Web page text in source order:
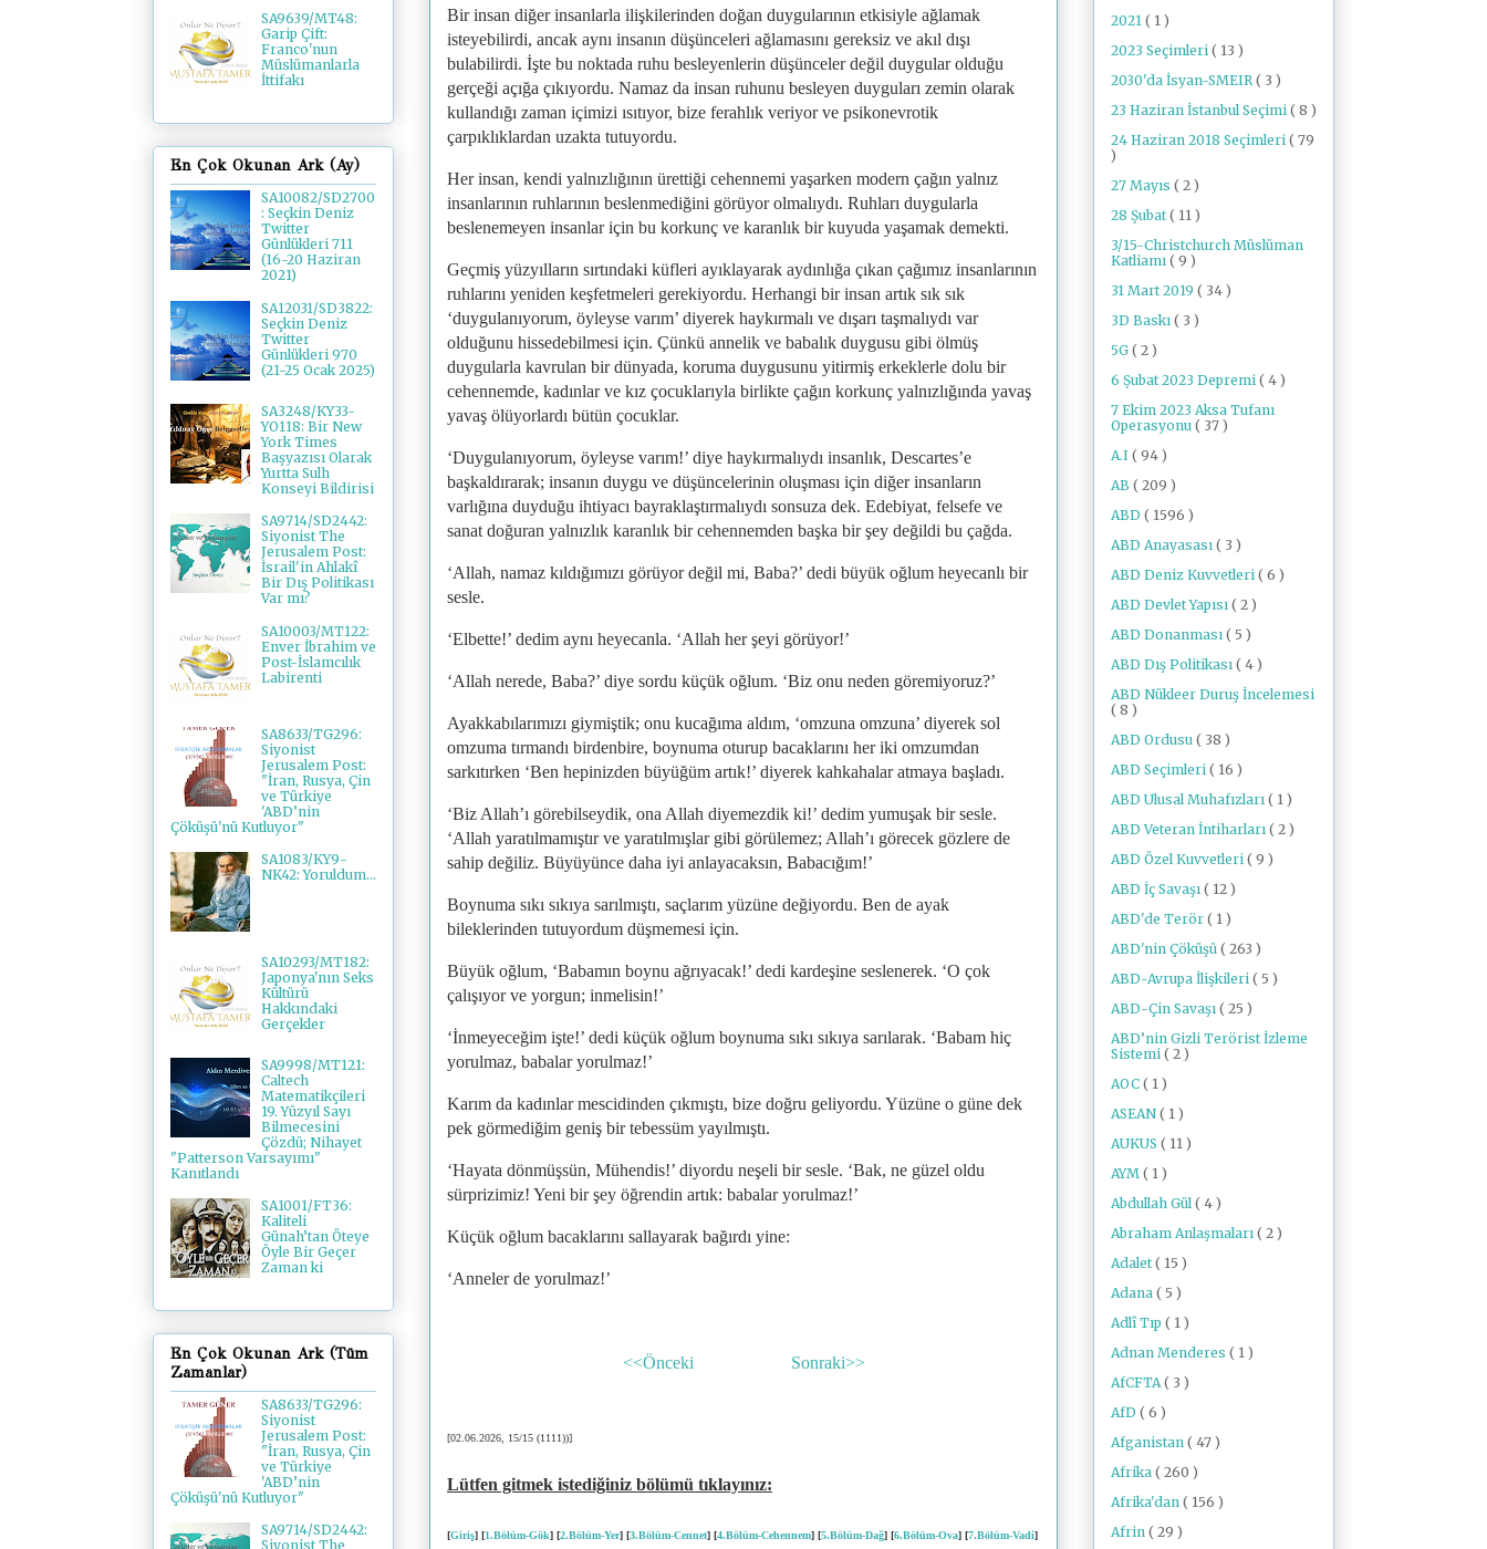
Bir insan diğer insanlarla ilişkilerinden doğan duygularının etkisiyle ağlamak
isteyebilirdi, ancak aynı insanın düşünceleri ağlamasını gereksiz ve akıl dışı
bulabilirdi. İşte bu noktada ruhu besleyenlerin düşünceler değil duygular olduğu
gerçeği açığa çıkıyordu. Namaz da insan ruhunu besleyen duyguları zemin olarak
kullandığı zaman içimizi ısıtıyor, bize ferahlık veriyor ve psikonevrotik
çarpıklıklardan uzakta tutuyordu.
Her insan, kendi yalnızlığının ürettiği cehennemi yaşarken modern çağın yalnız
insanlarının ruhlarının beslenmediğini görüyor olmalıydı. Ruhları duygularla
beslenemeyen insanlar için bu korkunç ve karanlık bir kuyuda yaşamak demekti.
Geçmiş yüzyılların sırtındaki küfleri ayıklayarak aydınlığa çıkan çağımız insanlarının
ruhlarını yeniden keşfetmeleri gerekiyordu. Herhangi bir insan artık sık sık
‘duygulanıyorum, öyleyse varım’ diyerek haykırmalı ve dışarı taşmalıydı var
olduğunu hissedebilmesi için. Çünkü annelik ve babalık duygusu gibi ölmüş
duygularla kavrulan bir dünyada, koruma duygusunu yitirmiş erkeklerle dolu bir
cehennemde, kadınlar ve kız çocuklarıyla birlikte çağın korkunç yalnızlığında yavaş
yavaş ölüyorlardı bütün çocuklar.
‘Duygulanıyorum, öyleyse varım!’ diye haykırmalıydı insanlık, Descartes’e
başkaldırarak; insanın duygu ve düşüncelerinin oluşması için diğer insanların
varlığına duyduğu ihtiyacı bayraklaştırmalıydı sonsuza dek. Edebiyat, felsefe ve
sanat doğuran yalnızlık karanlık bir cehennemden başka bir şey değildi bu çağda.
‘Allah, namaz kıldığımızı görüyor değil mi, Baba?’ dedi büyük oğlum heyecanlı bir
sesle.
‘Elbette!’ dedim aynı heyecanla. ‘Allah her şeyi görüyor!’
‘Allah nerede, Baba?’ diye sordu küçük oğlum. ‘Biz onu neden göremiyoruz?’
Ayakkabılarımızı giymiştik; onu kucağıma aldım, ‘omzuna omzuna’ diyerek sol
omzuma tırmandı birdenbire, boynuma oturup bacaklarını her iki omzumdan
sarkıtırken ‘Ben hepinizden büyüğüm artık!’ diyerek kahkahalar atmaya başladı.
‘Biz Allah’ı görebilseydik, ona Allah diyemezdik ki!’ dedim yumuşak bir sesle.
‘Allah yaratılmamıştır ve yaratılmışlar gibi görülemez; Allah’ı görecek gözlere de
sahip değiliz. Büyüyünce daha iyi anlayacaksın, Babacığım!’
Boynuma sıkı sıkıya sarılmıştı, saçlarım yüzüne değiyordu. Ben de ayak
bileklerinden tutuyordum düşmemesi için.
Büyük oğlum, ‘Babamın boynu ağrıyacak!’ dedi kardeşine seslenerek. ‘O çok
çalışıyor ve yorgun; inmelisin!’
‘İnmeyeceğim işte!’ dedi küçük oğlum boynuma sıkı sıkıya sarılarak. ‘Babam hiç
yorulmaz, babalar yorulmaz!’
Karım da kadınlar mescidinden çıkmıştı, bize doğru geliyordu. Yüzüne o güne dek
pek görmediğim geniş bir tebessüm yayılmıştı.
‘Hayata dönmüşsün, Mühendis!’ diyordu neşeli bir sesle. ‘Bak, ne güzel oldu
sürprizimiz! Yeni bir şey öğrendin artık: babalar yorulmaz!’
Küçük oğlum bacaklarını sallayarak bağırdı yine:
‘Anneler de yorulmaz!’
<<Önceki Sonraki>>
[02.06.2026, 15/15 (1111))]
Lütfen gitmek istediğiniz bölümü tıklayınız:
[Giriş] [1.Bölüm-Gök] [2.Bölüm-Yer] [3.Bölüm-Cennet] [4.Bölüm-Cehennem] [5.Bölüm-Dağ] [6.Bölüm-Ova] [7.Bölüm-Vadi]
SA9639/MT48:
Garip Çift:
Franco'nun
Müslümanlarla
İttifakı
En Çok Okunan Ark (Ay)
SA10082/SD2700
: Seçkin Deniz
Twitter
Günlükleri 711
(16-20 Haziran
2021)
SA12031/SD3822:
Seçkin Deniz
Twitter
Günlükleri 970
(21-25 Ocak 2025)
SA3248/KY33-
YO118: Bir New
York Times
Başyazısı Olarak
Yurtta Sulh
Konseyi Bildirisi
SA9714/SD2442:
Siyonist The
Jerusalem Post:
İsrail'in Ahlakî
Bir Dış Politikası
Var mı?
SA10003/MT122:
Enver İbrahim ve
Post-İslamcılık
Labirenti
SA8633/TG296:
Siyonist
Jerusalem Post:
"İran, Rusya, Çin
ve Türkiye
'ABD’nin
Çöküşü'nü Kutluyor"
SA1083/KY9-
NK42: Yoruldum...
SA10293/MT182:
Japonya'nın Seks
Kültürü
Hakkındaki
Gerçekler
SA9998/MT121:
Caltech
Matematikçileri
19. Yüzyıl Sayı
Bilmecesini
Çözdü; Nihayet
"Patterson Varsayımı"
Kanıtlandı
SA1001/FT36:
Kaliteli
Günah’tan Öteye
Öyle Bir Geçer
Zaman ki
En Çok Okunan Ark (Tüm
Zamanlar)
SA8633/TG296:
Siyonist
Jerusalem Post:
"İran, Rusya, Çin
ve Türkiye
'ABD’nin
Çöküşü'nü Kutluyor"
SA9714/SD2442:
Siyonist The
2021 ( 1 )
2023 Seçimleri ( 13 )
2030'da İsyan-SMEIR ( 3 )
23 Haziran İstanbul Seçimi ( 8 )
24 Haziran 2018 Seçimleri ( 79
)
27 Mayıs ( 2 )
28 Şubat ( 11 )
3/15-Christchurch Müslüman
Katliamı ( 9 )
31 Mart 2019 ( 34 )
3D Baskı ( 3 )
5G ( 2 )
6 Şubat 2023 Depremi ( 4 )
7 Ekim 2023 Aksa Tufanı
Operasyonu ( 37 )
A.I ( 94 )
AB ( 209 )
ABD ( 1596 )
ABD Anayasası ( 3 )
ABD Deniz Kuvvetleri ( 6 )
ABD Devlet Yapısı ( 2 )
ABD Donanması ( 5 )
ABD Dış Politikası ( 4 )
ABD Nükleer Duruş İncelemesi
( 8 )
ABD Ordusu ( 38 )
ABD Seçimleri ( 16 )
ABD Ulusal Muhafızları ( 1 )
ABD Veteran İntiharları ( 2 )
ABD Özel Kuvvetleri ( 9 )
ABD İç Savaşı ( 12 )
ABD'de Terör ( 1 )
ABD'nin Çöküşü ( 263 )
ABD-Avrupa İlişkileri ( 5 )
ABD-Çin Savaşı ( 25 )
ABD’nin Gizli Terörist İzleme
Sistemi ( 2 )
AOC ( 1 )
ASEAN ( 1 )
AUKUS ( 11 )
AYM ( 1 )
Abdullah Gül ( 4 )
Abraham Anlaşmaları ( 2 )
Adalet ( 15 )
Adana ( 5 )
Adlî Tıp ( 1 )
Adnan Menderes ( 1 )
AfCFTA ( 3 )
AfD ( 6 )
Afganistan ( 47 )
Afrika ( 260 )
Afrika'dan ( 156 )
Afrin ( 29 )